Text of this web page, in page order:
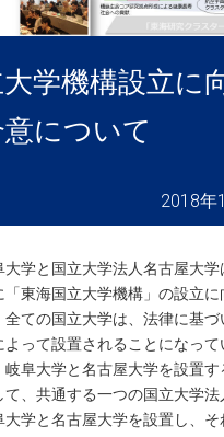
学機構設立に
について
2018年
大学と国立大学法人名古屋大学
「東海国立大学機構」の設立に
ての国立大学は、法律に基づ
って設置されることになって
阜大学と名古屋大学を設置す
、共通する一つの国立大学法
大学と名古屋大学を設置し、そ